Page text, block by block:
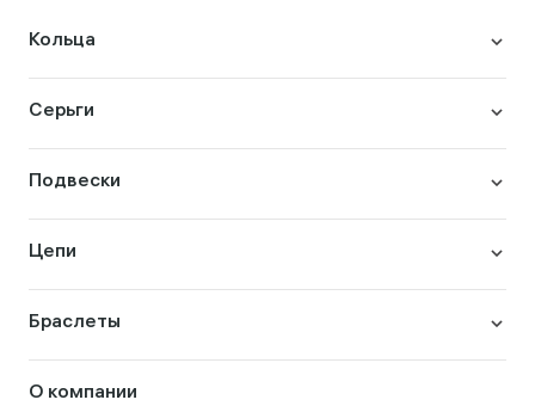
Кольца
Серьги
Подвески
Цепи
Браслеты
О компании